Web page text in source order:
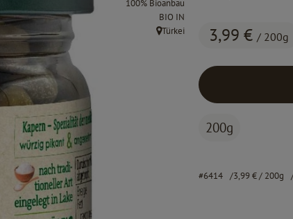
3,99 € / 200g
100% Bioanbau
, Kontrollstelle:
BIO IN
, Herkunft:
Türkei
200g
#6414 3,99 €/ 200g